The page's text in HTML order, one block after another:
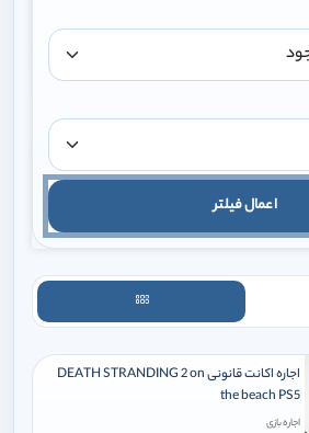
اعمال فیلتر
اجاره اکانت قانونی DEATH STRANDING 2 on
the beach PS5
اجاره بازی